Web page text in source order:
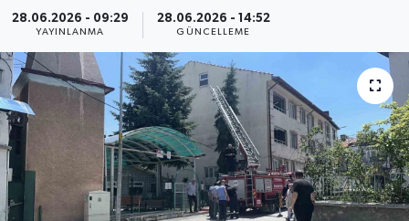
28.06.2026 - 09:29
YAYINLANMA
28.06.2026 - 14:52
GÜNCELLEME